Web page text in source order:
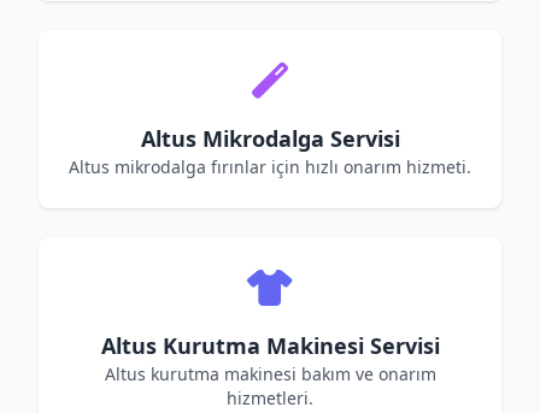
Altus Mikrodalga Servisi
Altus mikrodalga fırınlar için hızlı onarım hizmeti.
Altus Kurutma Makinesi Servisi
Altus kurutma makinesi bakım ve onarım
hizmetleri.